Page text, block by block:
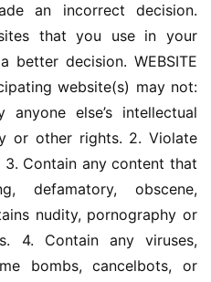
an incorrect decision.
that you use in your
better decision. WEBSITE
website(s) may not:
else’s intellectual
or other rights. 2. Violate
Contain any content that
defamatory, obscene,
nudity, pornography or
4. Contain any viruses,
bombs, cancelbots, or